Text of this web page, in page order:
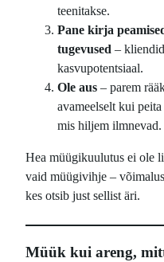
teenitakse.
Pane kirja
tugevused –
kasvupotentsiaal.
Ole aus – parem
avameelselt kui
mis hiljem ilmnevad.
Hea müügikuulutus ei ole
vaid müügivihje –
kes otsib just sellist äri.
Müük kui areng,